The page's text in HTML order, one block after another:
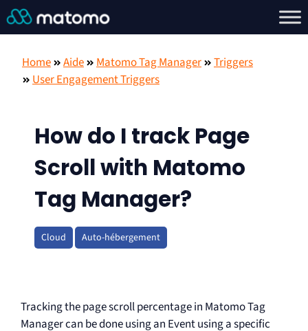
Home Aide Matomo Tag Manager
Triggers
User Engagement Triggers
How do I track Page
Scroll with Matomo
Tag Manager?
Cloud Auto-hébergement
Tracking the page scroll percentage in Matomo Tag
Manager can be done using an Event using a specific